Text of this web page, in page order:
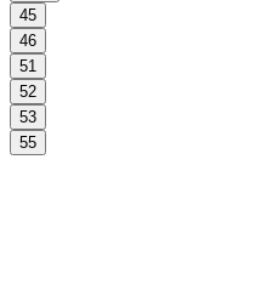
45
46
51
52
53
55